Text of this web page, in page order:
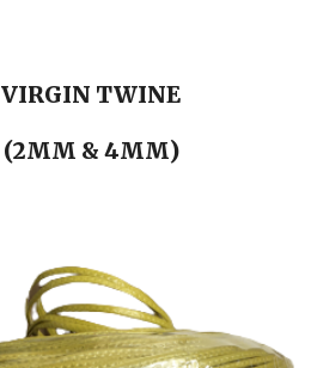
VIRGIN TWINE
(2MM & 4MM)